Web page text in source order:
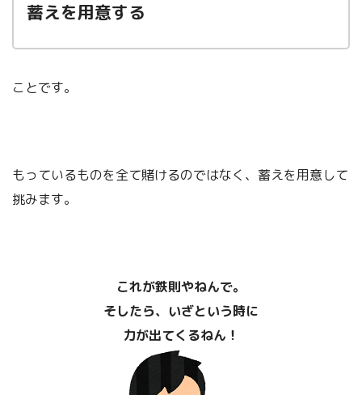
蓄えを用意する
ことです。
もっているものを全て賭けるのではなく、蓄えを用意して
挑みます。
これが鉄則やねんで。
そしたら、いざという時に
力が出てくるねん！